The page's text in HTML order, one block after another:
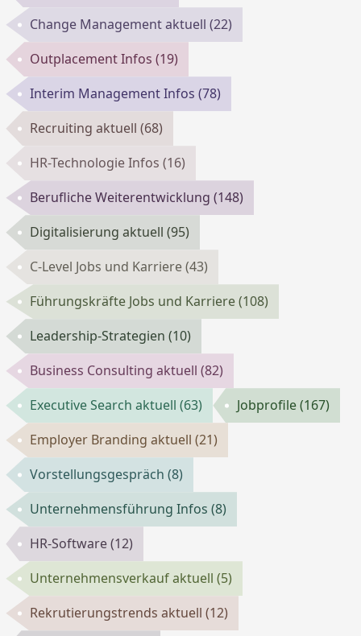
Change Management aktuell(22)
Outplacement Infos(19)
Interim Management Infos(78)
Recruiting aktuell(68)
HR-Technologie Infos(16)
Berufliche Weiterentwicklung(148)
Digitalisierung aktuell(95)
C-Level Jobs und Karriere(43)
Führungskräfte Jobs und Karriere(108)
Leadership-Strategien(10)
Business Consulting aktuell(82)
Executive Search aktuell(63) Jobprofile(167)
Employer Branding aktuell(21)
Vorstellungsgespräch(8)
Unternehmensführung Infos(8)
HR-Software(12)
Unternehmensverkauf aktuell(5)
Rekrutierungstrends aktuell(12)